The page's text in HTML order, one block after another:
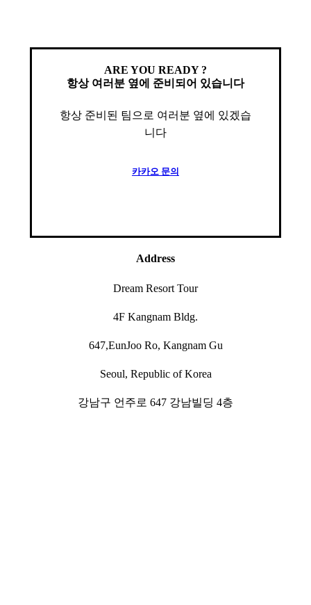
ARE YOU READY ?
항상 여러분 옆에 준비되어 있습니다
항상 준비된 팀으로 여러분 옆에 있겠습
니다
카카오 문의
Address
Dream Resort Tour
4F Kangnam Bldg.
647,EunJoo Ro, Kangnam Gu
Seoul, Republic of Korea
강남구 언주로 647 강남빌딩 4층